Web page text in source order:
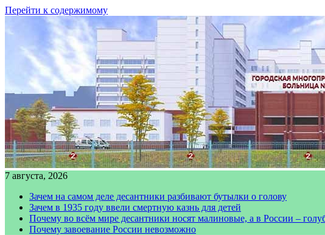
Перейти к содержимому
7 августа, 2026
Зачем на самом деле десантники разбивают бутылки о голову
Зачем в 1935 году ввели смертную казнь для детей
Почему во всём мире десантники носят малиновые, а в России –
Почему завоевание России невозможно